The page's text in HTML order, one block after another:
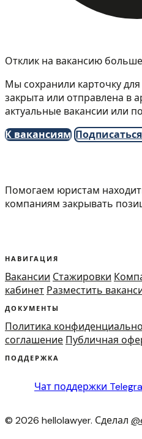
Отклик на вакансию
Мы сохранили карточку
закрыта или отправлена в
актуальные вакансии или
К вакансиям
Помогаем юристам
компаниям закрывать
НАВИГАЦИЯ
Вакансии Стажировки
кабинет Разместить
ДОКУМЕНТЫ
Политика
соглашение Публичная
ПОДДЕРЖКА
Чат поддержки
© 2026 hellolawyer. Сделал